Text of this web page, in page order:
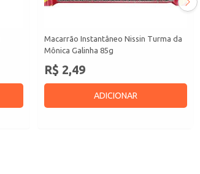
Macarrão Instantâneo Nissin Turma da
Mônica Galinha 85g
R$ 2,49
ADICIONAR